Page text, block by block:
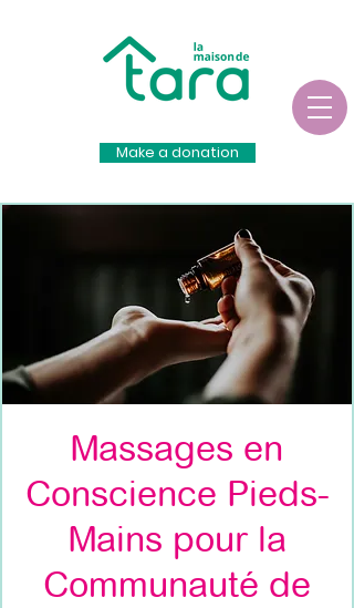
Make a donation
Massages en
Conscience Pieds-
Mains pour la
Communauté de